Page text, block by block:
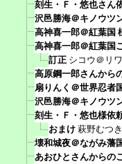
刻生・Ｆ・悠也さん
沢邑勝海＠キノウツ
高神喜一郎＠紅葉国
高神喜一郎＠紅葉国
訂正 シコウ＠リ
高原鋼一郎さんから
扇りんく＠世界忍者
沢邑勝海＠キノウツ
刻生・Ｆ・悠也様依
おまけ 萩野むつ
壊和城夜＠ながみ藩
あおひとさんからの